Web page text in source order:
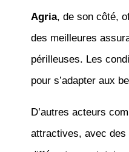
Agria, de son côté,
des meilleures
périlleuses. Les
pour s’adapter aux
D’autres acteurs
attractives, avec